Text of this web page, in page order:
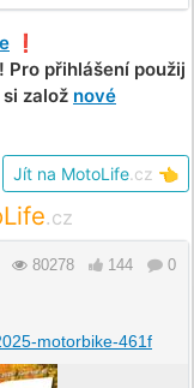
❗️
Pro přihlášení použij
založ nové
Jít na MotoLife .cz 👈
.cz
80278 144 0
motorbike-461f